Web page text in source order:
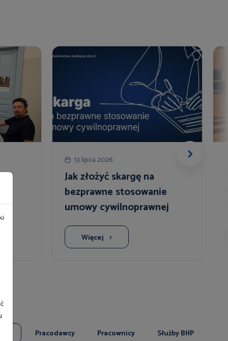
13 lipca 2026
Jak złożyć skargę na
bezprawne stosowanie
umowy cywilnoprawnej
Więcej
Pracodawcy Pracownicy Służby BHP